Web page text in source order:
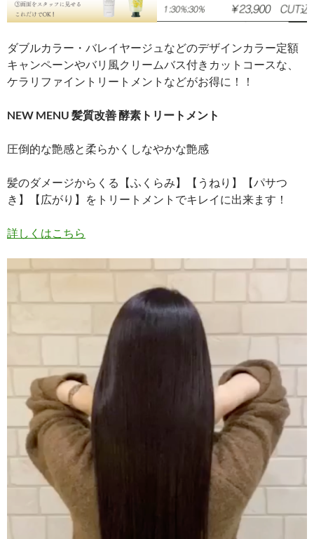
ダブルカラー・バレイヤージュなどのデザインカラー定額
キャンペーンやバリ風クリームバス付きカットコースな、
ケラリファイントリートメントなどがお得に！！
NEW MENU 髪質改善 酵素トリートメント
圧倒的な艶感と柔らかくしなやかな艶感
髪のダメージからくる【ふくらみ】【うねり】【パサつ
き】【広がり】をトリートメントでキレイに出来ます！
詳しくはこちら